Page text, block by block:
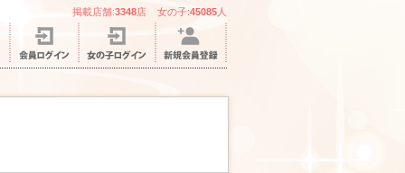
掲載店舗:3348店 女の子:45085 人